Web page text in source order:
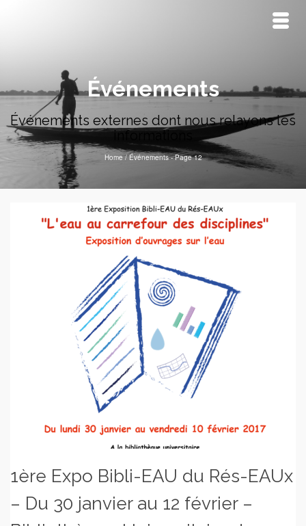
Événements
Événements externes dont nous relayons les
informations
Home / Événements- Page 12
1ère Expo Bibli-EAU du Rés-EAUx
– Du 30 janvier au 12 février –